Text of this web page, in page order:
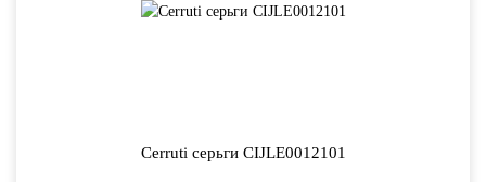
Cerruti серьги CIJLE0012101